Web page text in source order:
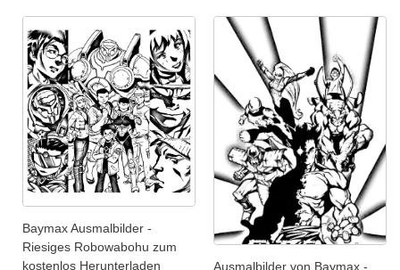
Baymax Ausmalbilder -
Riesiges Robowabohu zum
kostenlos Herunterladen
Ausmalbilder von Baymax -